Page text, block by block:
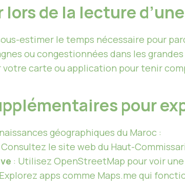
lors de la lecture
estimer le temps nécessaire pour
ou congestionnées dans les
votre carte ou application pour tenir
pour
géographiques du Maroc :
Consultez le site web du Haut-
: Utilisez OpenStreetMap pour voir
apps comme Maps.me qui